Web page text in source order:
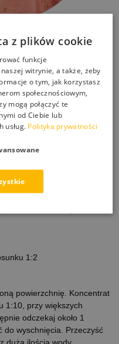
1:2
powierzchnię. Koncentrat
1:10, przy większych
odczekaj około 1
do wyschnięcia. Przeczyść
z plików cookie
funkcje
witrynie, a także, żeby
o tym, jak korzystasz
społecznościowym,
mogą połączyć te
od Ciebie lub
usług. Polityka prywatności